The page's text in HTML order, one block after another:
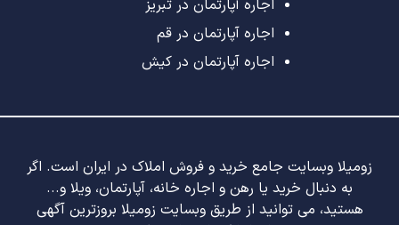
اجاره آپارتمان در تبریز
اجاره آپارتمان در قم
اجاره آپارتمان در کیش
زومیلا وبسایت جامع خرید و فروش املاک در ایران است. اگر
به دنبال خرید یا رهن و اجاره خانه، آپارتمان، ویلا و...
هستید، می توانید از طریق وبسایت زومیلا بروزترین آگهی